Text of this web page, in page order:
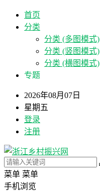
首页
分类
分类 (多图模式)
分类 (竖图模式)
分类 (横图模式)
专题
2026年08月07日
星期五
登录
注册
菜单 菜单
手机浏览